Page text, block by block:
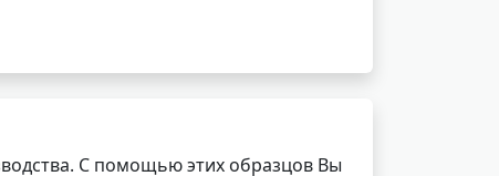
С помощью этих образцов Вы